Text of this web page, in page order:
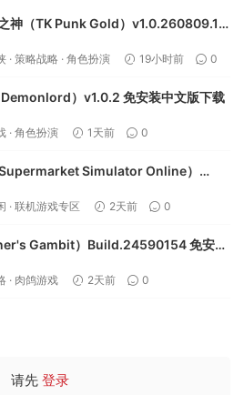
神（TK Punk Gold）v1.0.260809.1
· 策略战略 · 角色扮演 19小时前 0
）v1.0.2 免安装中文版下载
· 角色扮演 1天前 0
Simulator Online）
· 联机游戏专区 2天前 0
Gambit）Build.24590154 免安装
· 肉鸽游戏 2天前 0
请先 登录